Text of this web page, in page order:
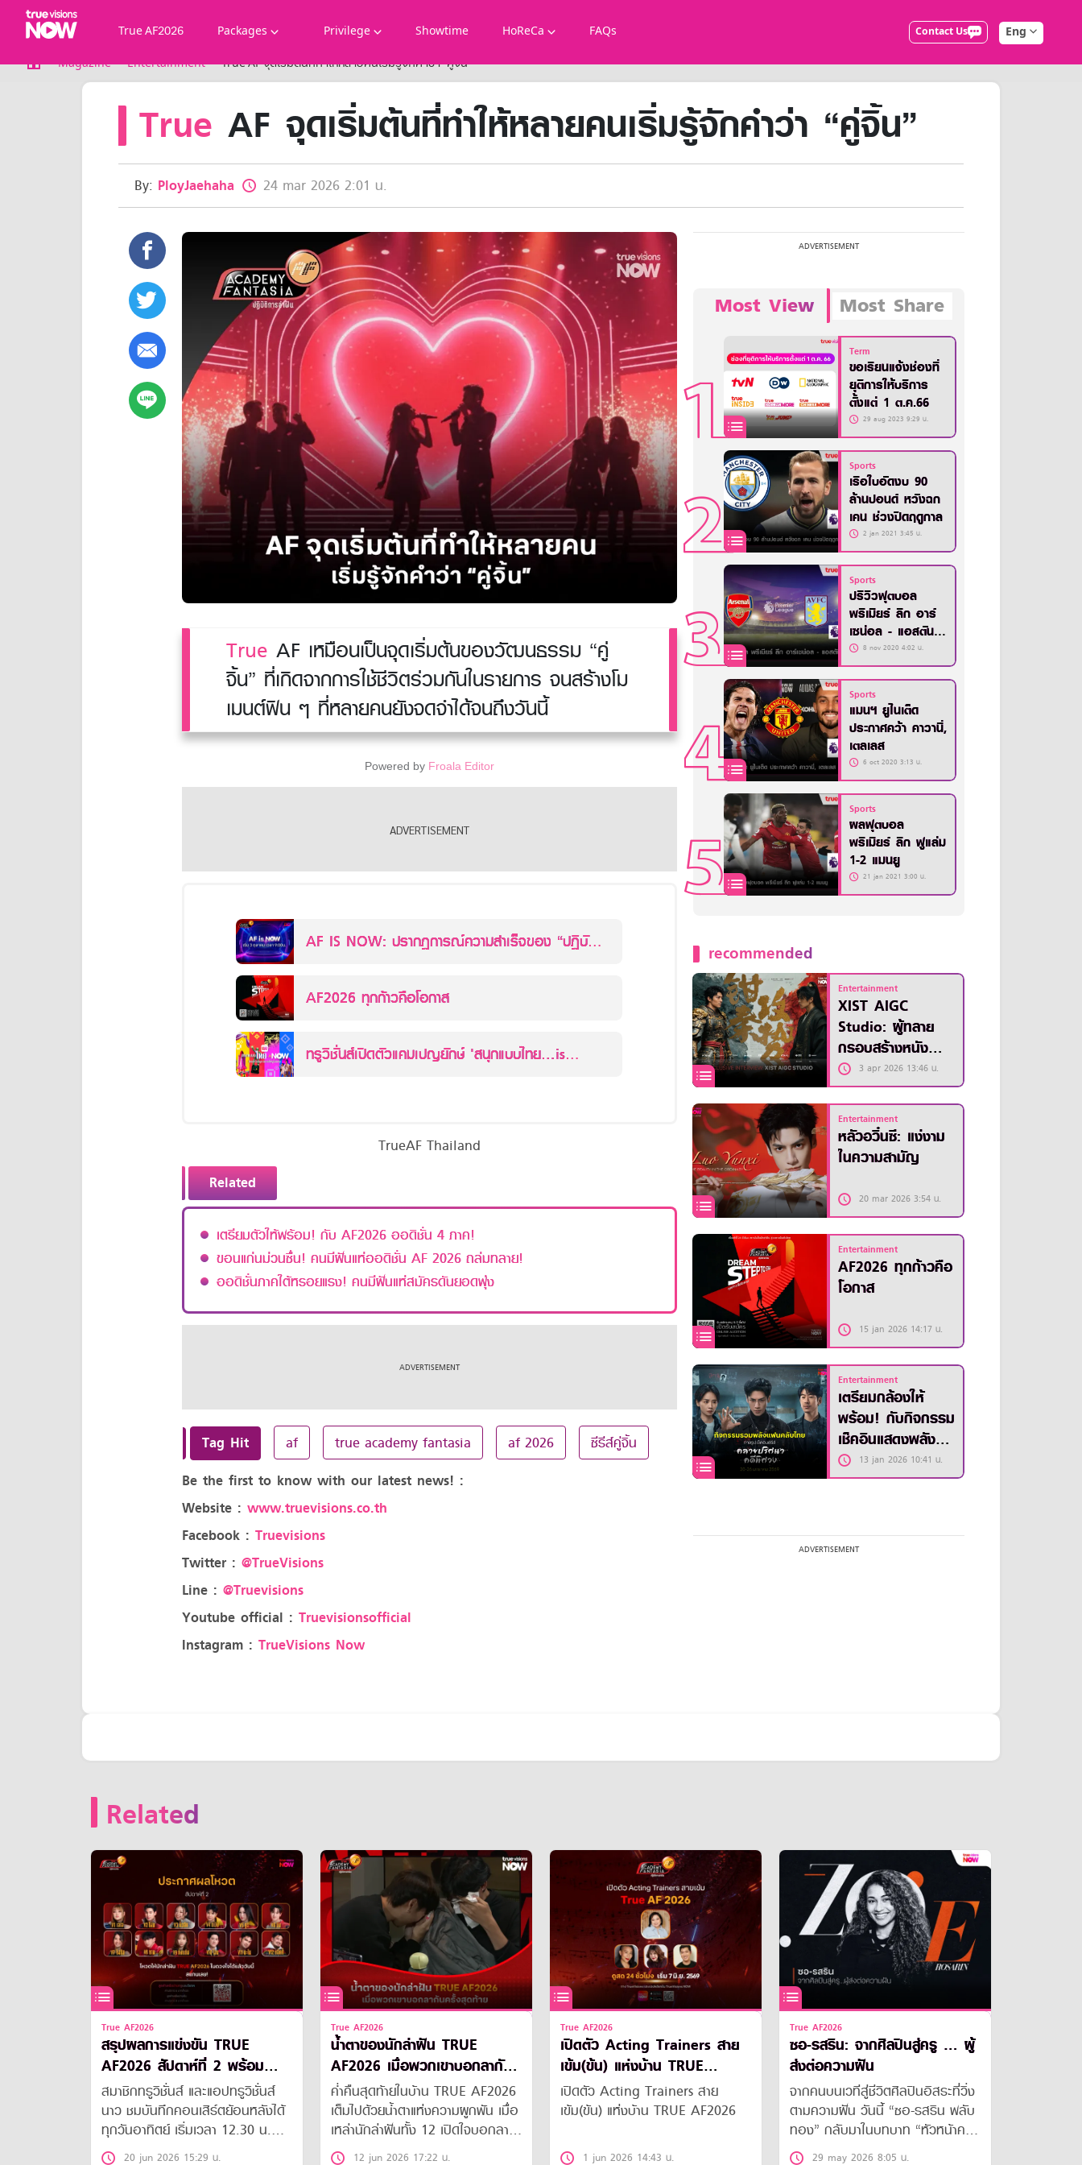
True AF2026 Packages Privilege Showtime HoReCa FAQs Contact Us Eng
True AF2026
Packages
NOW BUNDLES
NOW Muay Thai
All TrueVisions Now Packages
TrueVisions Privileges
Package for Business
Find participating stores
Magazine Entertainment True AF จุดเริ่มต้นที่ทำให้หลายคนเริ่มรู้จักคำว่า “คู่จิ้น”
True AF จุดเริ่มต้นที่ทำให้หลายคนเริ่มรู้จักคำว่า “คู่จิ้น”
By: PloyJaehaha 24 mar 2026 2:01 น.
True AF เหมือนเป็นจุดเริ่มต้นของวัฒนธรรม “คู่
จิ้น” ที่เกิดจากการใช้ชีวิตร่วมกันในรายการ จนสร้างโม
เมนต์ฟิน ๆ ที่หลายคนยังจดจำได้จนถึงวันนี้
Powered by Froala Editor
AF IS NOW: ปรากฏการณ์ความสำเร็จของ “ปฏิบัติ
AF2026 ทุกก้าวคือโอกาส
ทรูวิชั่นส์เปิดตัวแคมเปญยักษ์ 'สนุกแบบไทย…is
TrueAF Thailand
Related
เตรียมตัวให้พร้อม! กับ AF2026 ออดิชั่น 4 ภาค!
ขอนแก่นม่วนซื่น! คนมีฝันแห่ออดิชั่น AF 2026 ถล่มทลาย!
ออดิชั่นภาคใต้หรอยแรง! คนมีฝันแห่สมัครดันยอดพุ่ง
Tag Hit af true academy fantasia af 2026 ซีรีส์คู่จิ้น
Be the first to know with our latest news! :
Website : www.truevisions.co.th
Facebook : Truevisions
Twitter : @TrueVisions
Line : @Truevisions
Youtube official : Truevisionsofficial
Instagram : TrueVisions Now
Most View Most Share
Term
ขอเรียนแจ้งช่องที่
ยุติการให้บริการ
ตั้งแต่ 1 ต.ค.66
29 aug 2023 9:29 น.
Sports
เรือใบอัดงบ 90
ล้านปอนด์ หวังฉก
เคน ช่วงปิดฤดูกาล
2 jan 2021 3:45 น.
Sports
ปรีวิวฟุตบอล
พรีเมียร์ ลีก อาร์
เซน่อล - แอสตัน
วิลล่า8 nov 2020 4:02 น.
Sports
แมนฯ ยูไนเต็ด
ประกาศคว้า คาวานี่,
เตลเลส
6 oct 2020 3:13 น.
Sports
ผลฟุตบอล
พรีเมียร์ ลีก ฟูแล่ม
1-2 แมนยู
21 jan 2021 3:00 น.
recommended
Entertainment
XIST AIGC
Studio: ผู้ทลาย
กรอบสร้างหนัง
ด้วยขุมพลังของ AI
3 apr 2026 13:46 น.
Entertainment
หลัวอวิ๋นซี: แง่งาม
ในความสามัญ
20 mar 2026 3:54 น.
Entertainment
AF2026 ทุกก้าวคือ
โอกาส
15 jan 2026 14:17 น.
Entertainment
เตรียมกล้องให้
พร้อม! กับกิจกรรม
เช็คอินแสดงพลัง ซี
รีส์ “The Truth
Within”
13 jan 2026 10:41 น.
Related
True AF2026
สรุปผลการแข่งขัน TRUE
AF2026 สัปดาห์ที่ 2 พร้อม
เซอร์ไพรส์ใหญ่ ยังไม่มีใครออก
สมาชิกทรูวิชั่นส์ และแอปทรูวิชั่นส์
นาว ชมบันทึกคอนเสิร์ตย้อนหลังได้
ทุกวันอาทิตย์ เริ่มเวลา 12.30 น.
ช่อง True X-Zyte หมายเลข 340
20 jun 2026 15:29 น.
True AF2026
น้ำตาของนักล่าฝัน TRUE
AF2026 เมื่อพวกเขาบอกลากัน
ครั้งสุดท้าย
ค่ำคืนสุดท้ายในบ้าน TRUE AF2026
เต็มไปด้วยน้ำตาแห่งความผูกพัน เมื่อ
เหล่านักล่าฝันทั้ง 12 เปิดใจบอกลา
ก่อนเผชิญหน้ากับคอนเสิร์ตใหญ่
12 jun 2026 17:22 น.
True AF2026
เปิดตัว Acting Trainers สาย
เข้ม(ข้น) แห่งบ้าน TRUE
AF2026
เปิดตัว Acting Trainers สาย
เข้ม(ข้น) แห่งบ้าน TRUE AF2026
1 jun 2026 14:43 น.
True AF2026
ซอ-รสริน: จากศิลปินสู่ครู … ผู้
ส่งต่อความฝัน
จากคนบนเวทีสู่ชีวิตศิลปินอิสระที่วิ่ง
ตามความฝัน วันนี้ “ซอ-รสริน พลับ
ทอง” กลับมาในบทบาท “หัวหน้าครู
ฝึกสอนร้องเพลง” ของ True AF
29 may 2026 8:05 น.